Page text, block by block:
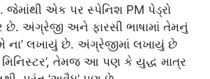
જેમાંથી એક પર સ્પેનિશ PM પેડ્રો
છે. અંગ્રેજી અને ફારસી ભાષામાં તેમનું
ના’ લખાયું છે. અંગ્રેજીમાં લખાયું છે
મિનિસ્ટર’, તેમજ આ પણ કે યુદ્ધ માત્ર